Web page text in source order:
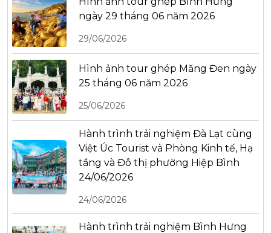
ngày 29 tháng 06 năm 2026
29/06/2026
Hình ảnh tour ghép Măng Đen ngày
25 tháng 06 năm 2026
25/06/2026
Hành trình trải nghiệm Đà Lạt cùng
Việt Úc Tourist và Phòng Kinh tế, Hạ
tầng và Đô thị phường Hiệp Bình
24/06/2026
24/06/2026
Hành trình trải nghiệm Bình Hưng